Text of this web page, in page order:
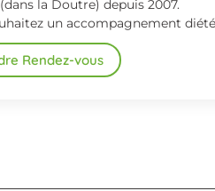
la Doutre) depuis 2007.
un accompagnement
Rendez-vous